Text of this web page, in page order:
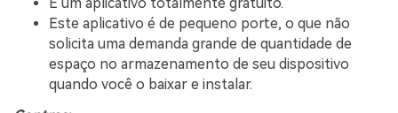
Este aplicativo é de pequeno porte, o que não
solicita uma demanda grande de quantidade de
espaço no armazenamento de seu dispositivo
quando você o baixar e instalar.